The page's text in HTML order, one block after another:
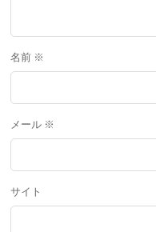
名前 ※
メール ※
サイト